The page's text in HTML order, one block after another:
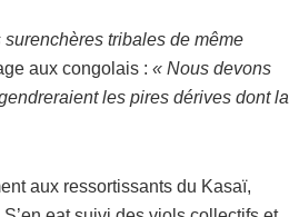
surenchères tribales de même
aux congolais : « Nous devons
les pires dérives dont la
aux ressortissants du Kasaï,